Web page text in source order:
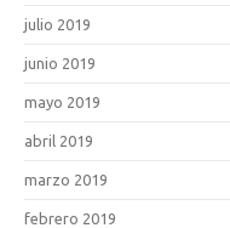
julio 2019
junio 2019
mayo 2019
abril 2019
marzo 2019
febrero 2019